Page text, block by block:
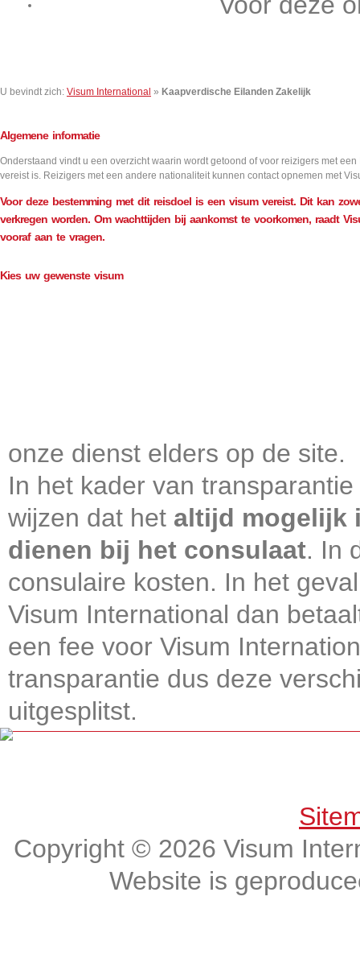
U bevindt zich: Visum International » Kaapverdische Eilanden Zakelijk
Algemene informatie
Onderstaand vindt u een overzicht waarin wordt getoond of voor reizigers met
vereist is. Reizigers met een andere nationaliteit kunnen contact opnemen met
Voor deze bestemming met dit reisdoel is een visum vereist. Dit kan
verkregen worden. Om wachttijden bij aankomst te voorkomen, raadt
vooraf aan te vragen.
Kies uw gewenste visum
onze dienst elders op de site.
In het kader van
wijzen dat het altijd mogelijk
dienen bij het consulaat. In
consulaire kosten. In het
Visum International dan
een fee voor Visum
transparantie dus deze
uitgesplitst.
Copyright © 2026 Visum
Website is